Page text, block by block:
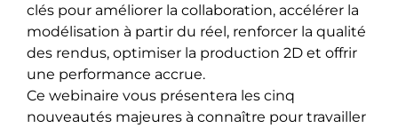
clés pour améliorer la collaboration, accélérer la
modélisation à partir du réel, renforcer la qualité
des rendus, optimiser la production 2D et offrir
une performance accrue.
Ce webinaire vous présentera les cinq
nouveautés majeures à connaître pour travailler